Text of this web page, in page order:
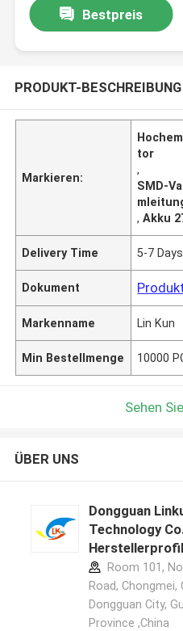
Bestpreis
PRODUKT-BESCHREIBUNG
Markieren:
tor
,
SMD-
,Akku
Delivery Time 5-7 Days
Dokument
Markenname Lin Kun
Min Bestellmenge 10000
Sehen
ÜBER UNS
Dongguan
Technology
Herstellerprofil
Room 101,
Road, Chongmei,
Dongguan City,
Province ,China